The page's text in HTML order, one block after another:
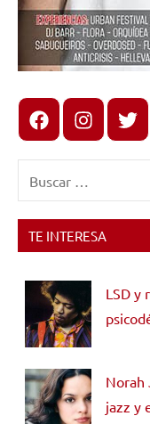
FacebookInstagram
X
TE INTERESA
LSD y
Norah
jazz y